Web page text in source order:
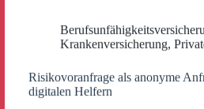
Krankenversicherung,
Risikovoranfrage als anonyme
digitalen Helfern